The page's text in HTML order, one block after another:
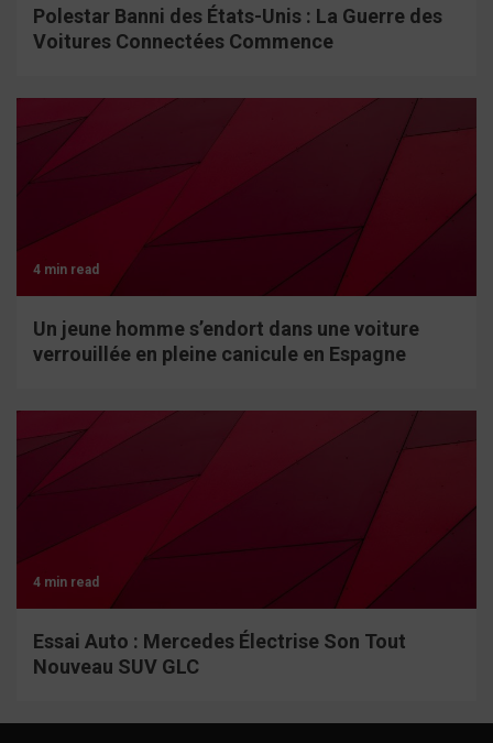
Polestar Banni des États-Unis : La Guerre des
Voitures Connectées Commence
4 min read
Un jeune homme s’endort dans une voiture
verrouillée en pleine canicule en Espagne
4 min read
Essai Auto : Mercedes Électrise Son Tout
Nouveau SUV GLC